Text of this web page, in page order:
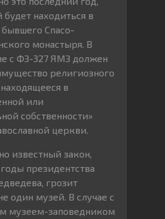
будет находиться в
Спасо-
монастыря. В
с ФЗ-327 ЯМЗ должен
религиозного
в
или
собственности»
церкви.
известный закон,
президентства
грозит
один музей. В случае с
музеем-заповедником